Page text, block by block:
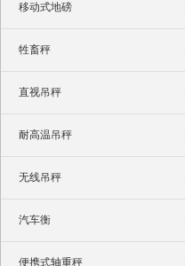
移动式地磅
牲畜秤
直视吊秤
耐高温吊秤
无线吊秤
汽车衡
便携式轴重秤